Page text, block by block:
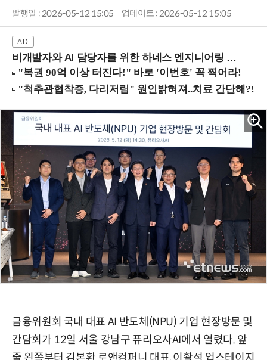
발행일 : 2026-05-12 15:05 업데이트 : 2026-05-12 15:05
비개발자와 AI 담당자를 위한 하네스 엔지니어링 입문과정 (8/20 신논현역)
금융위원회 국내 대표 AI 반도체(NPU) 기업 현장방문 및
간담회가 12일 서울 강남구 퓨리오사AI에서 열렸다. 앞